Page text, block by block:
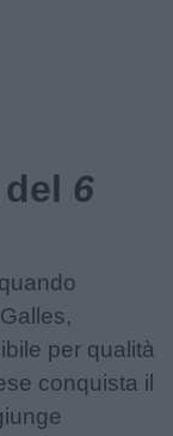
6
per qualità
conquista il